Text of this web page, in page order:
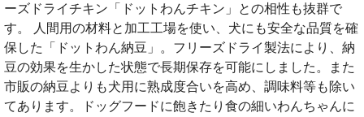
ーズドライチキン「ドットわんチキン」との相性も抜群で
す。 人間用の材料と加工工場を使い、犬にも安全な品質を確
保した「ドットわん納豆」。フリーズドライ製法により、納
豆の効果を生かした状態で長期保存を可能にしました。また
市販の納豆よりも犬用に熟成度合いを高め、調味料等も除い
てあります。ドッグフードに飽きたり食の細いわんちゃんに